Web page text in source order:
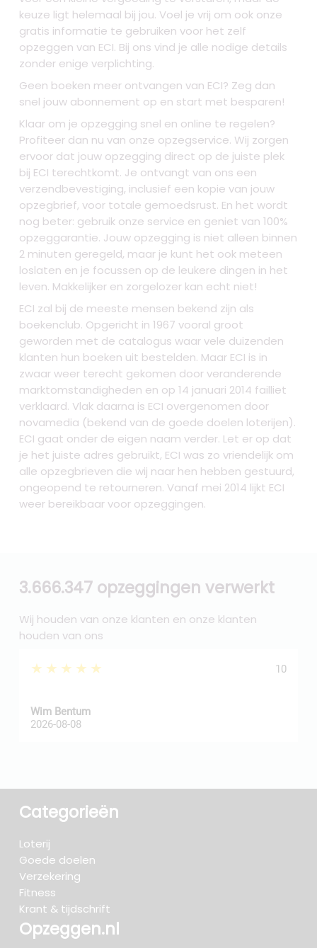
keuze ligt helemaal bij jou. Voel je vrij om ook onze
gratis informatie te gebruiken voor het zelf
opzeggen van ECI. Bij ons vind je alle nodige details
zonder enige verplichting.
Geen boeken meer ontvangen van ECI? Zeg dan
snel jouw abonnement op en start met besparen!
Klaar om je opzegging snel en online te regelen?
Profiteer dan nu van onze opzegservice. Wij zorgen
ervoor dat jouw opzegging direct op de juiste plek
bij ECI terechtkomt. Je ontvangt van ons een
verzendbevestiging, inclusief een kopie van jouw
opzegbrief, voor totale gemoedsrust. En het wordt
nog beter: gebruik onze service en geniet van 100%
opzeggarantie. Jouw opzegging is niet alleen binnen
2 minuten geregeld, maar je kunt het ook meteen
loslaten en je focussen op de leukere dingen in het
leven. Makkelijker en zorgelozer kan echt niet!
ECI zal bij de meeste mensen bekend zijn als
boekenclub. Opgericht in 1967 vooral groot
geworden met de catalogus waar vele duizenden
klanten hun boeken uit bestelden. Maar ECI is in
zwaar weer terecht gekomen door veranderende
marktomstandigheden en op 14 januari 2014 failliet
verklaard. Vlak daarna is ECI overgenomen door
novamedia (bekend van de goede doelen loterijen).
ECI gaat onder de eigen naam verder. Let er op dat
je het juiste adres gebruikt, ECI was zo vriendelijk om
alle opzegbrieven die wij naar hen hebben gestuurd,
ongeopend te retourneren. Vanaf mei 2014 lijkt ECI
weer bereikbaar voor opzeggingen.
3.666.347 opzeggingen verwerkt
Wij houden van onze klanten en onze klanten
houden van ons
★★★★★ 10
Wim Bentum
2026-08-08
Categorieën
Loterij
Goede doelen
Verzekering
Fitness
Krant & tijdschrift
Opzeggen.nl